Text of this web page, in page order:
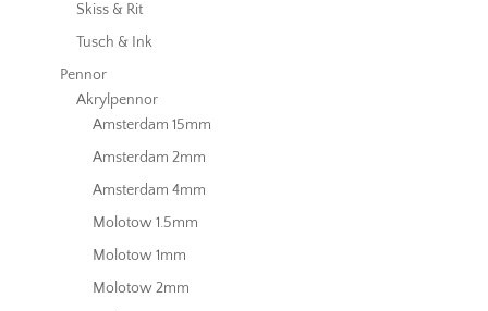
Skiss & Rit
Tusch & Ink
Pennor
Akrylpennor
Amsterdam 15mm
Amsterdam 2mm
Amsterdam 4mm
Molotow 1.5mm
Molotow 1mm
Molotow 2mm